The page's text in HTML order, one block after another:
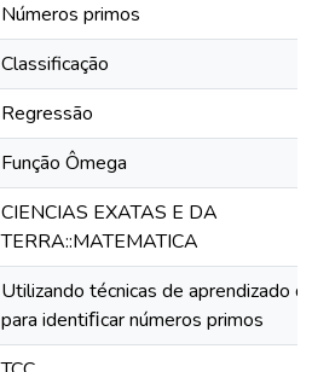
Números primos
Classificação
Regressão
Função Ômega
CIENCIAS EXATAS E DA
TERRA::MATEMATICA
Utilizando técnicas de aprendizado
para identiﬁcar números primos